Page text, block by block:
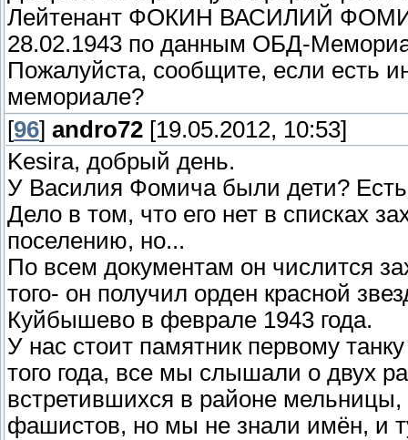
Лейтенант ФОКИН ВАСИЛИЙ ФОМИЧ
28.02.1943 по данным ОБД-
Пожалуйста, сообщите, если есть
мемориале?
[96] andro72 [19.05.2012, 10:53]
Kesira, добрый день.
У Василия Фомича были дети?
Дело в том, что его нет в списках
поселению, но...
По всем документам он числится
того- он получил орден красной
Куйбышево в феврале 1943 года.
У нас стоит памятник первому
того года, все мы слышали о двух
встретившихся в районе
фашистов, но мы не знали имён, и